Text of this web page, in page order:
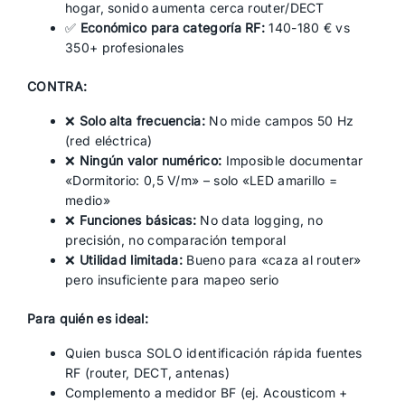
hogar, sonido aumenta cerca router/DECT
✅ Económico para categoría RF: 140-180 € vs
350+ profesionales
CONTRA:
❌ Solo alta frecuencia:No mide campos 50 Hz
(red eléctrica)
❌ Ningún valor numérico: Imposible documentar
«Dormitorio: 0,5 V/m» – solo «LED amarillo =
medio»
❌ Funciones básicas: No data logging, no
precisión, no comparación temporal
❌ Utilidad limitada: Bueno para «caza al router»
pero insuficiente para mapeo serio
Para quién es ideal:
Quien busca SOLO identificación rápida fuentes
RF (router, DECT, antenas)
Complemento a medidor BF (ej. Acousticom +